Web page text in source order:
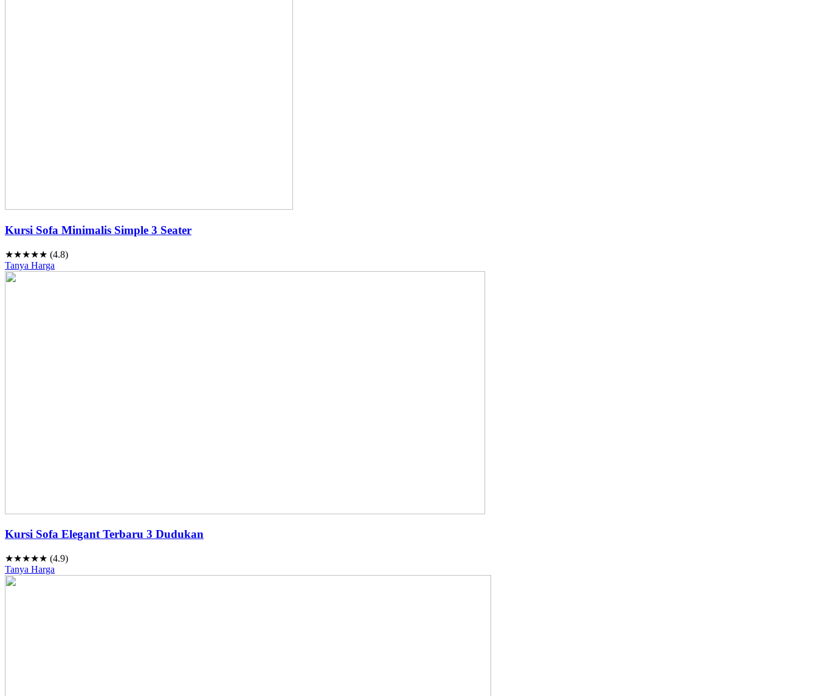
Kursi Sofa Minimalis Simple 3 Seater
★★★★★ (4.8)
Tanya Harga
Kursi Sofa Elegant Terbaru 3 Dudukan
★★★★★ (4.9)
Tanya Harga